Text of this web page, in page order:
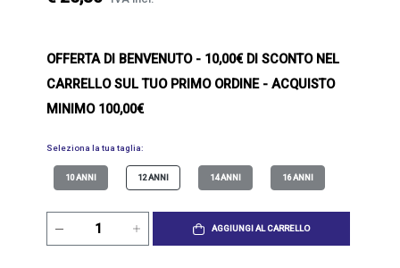
OFFERTA DI BENVENUTO- 10,00€ DI SCONTO NEL
CARRELLO SUL TUO PRIMO ORDINE - ACQUISTO
MINIMO 100,00€
Seleziona la tua taglia:
10 ANNI 12 ANNI 14 ANNI 16 ANNI
AGGIUNGI AL CARRELLO